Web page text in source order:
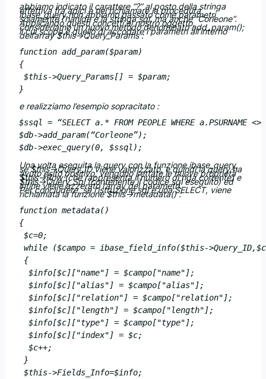
abbiamo indicato il carattere “?” al posto della stringa
effettiva fra apici e nel richiamare la procedura
ibase_querynon abbiamo passato come parametri
solamente l’hanlde e la stringa sql, ma anche “Corleone”.
Applicando questi concetti al nostro oggetto,
consideriamo un nuovo metodo denominatoadd_param();
il cui scopo è quello di accodare i parametri all’interno
dell’array$this->Query_Params:
function add_param($param)
{
$this->Query_Params[] = $param;
e realizziamo l’esempio sopracitato :
$ssql = “SELECT a.* FROM PEOPLE WHERE a.PSURNAME
$db->add_param(“Corleone”);
Una volta eseguita la query con la funzione ibase_query,
se$this->Query_IDviene valorizzato, e quindi la query ha
avuto esito positivo, vengono settate le nuove proprietà
$this->Row(che rappresenta il numero di riga corrente) e
$this->Query_Sql(contenente il codice sql eseguito) ed
infine viene azzerato l’array dei parametri.
Per concludere, se l’istruzione sql è una SELECT, viene
richiamata la funzione$this->metadata():
function metadata()
{
$c=0;
while ($campo = ibase_field_info($this-
{
  $info[$c]["name"] = $campo["name"];
  $info[$c]["alias"] = $campo["alias"];
  $info[$c]["relation"] = $campo["relation"];
  $info[$c]["length"] = $campo["length"];
  $info[$c]["type"] = $campo["type"];
  $info[$c]["index"] = $c;
  $c++;
}
$this->Fields_Info=$info;